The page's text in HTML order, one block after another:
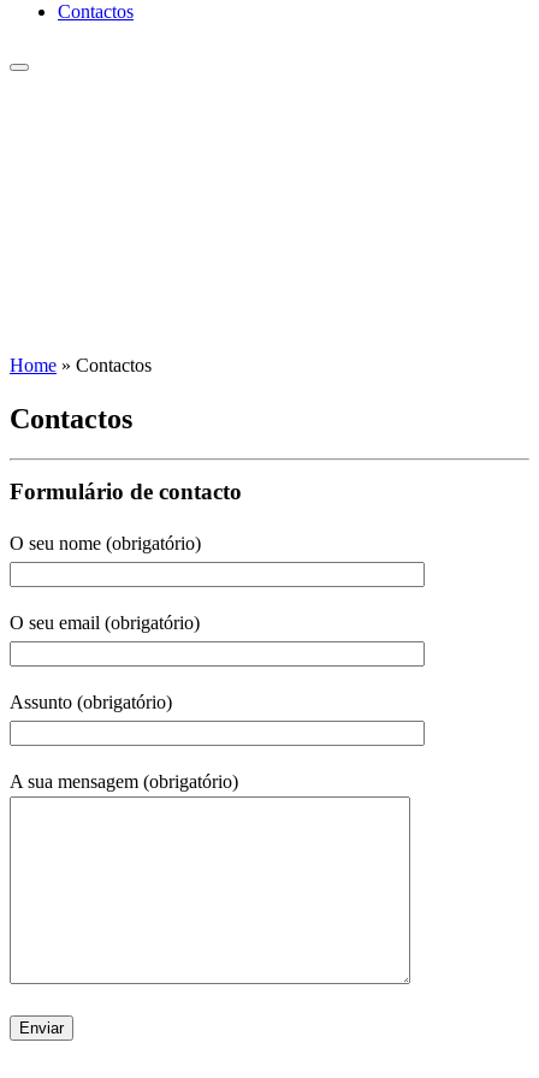
Contactos
Home » Contactos
Contactos
Formulário de contacto
O seu nome (obrigatório)
O seu email (obrigatório)
Assunto (obrigatório)
A sua mensagem (obrigatório)